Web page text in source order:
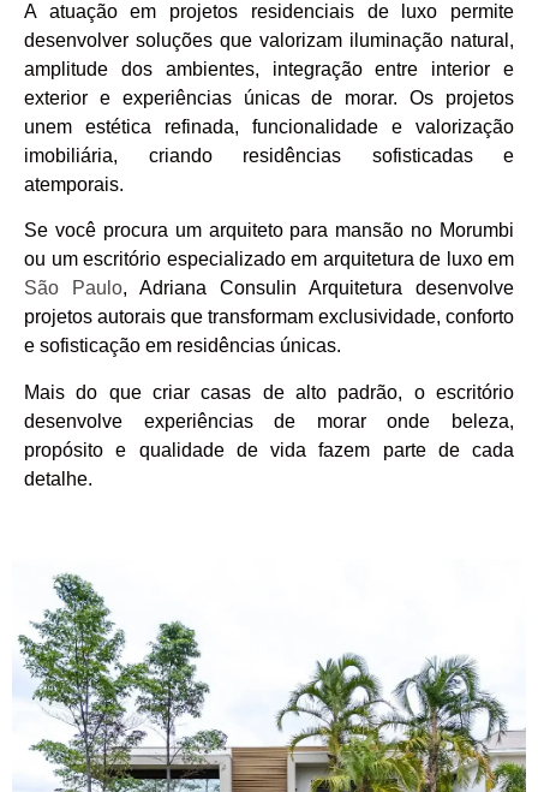
A atuação em projetos residenciais de luxo permite
desenvolver soluções que valorizam iluminação natural,
amplitude dos ambientes, integração entre interior e
exterior e experiências únicas de morar. Os projetos
unem estética refinada, funcionalidade e valorização
imobiliária, criando residências sofisticadas e
atemporais.
Se você procura um arquiteto para mansão no Morumbi
ou um escritório especializado em arquitetura de luxo em
São Paulo, Adriana Consulin Arquitetura desenvolve
projetos autorais que transformam exclusividade, conforto
e sofisticação em residências únicas.
Mais do que criar casas de alto padrão, o escritório
desenvolve experiências de morar onde beleza,
propósito e qualidade de vida fazem parte de cada
detalhe.